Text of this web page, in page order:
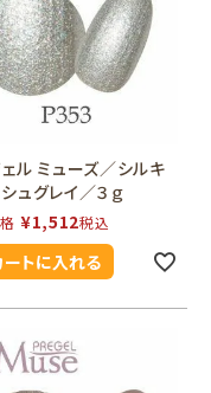
ル ミューズ／シルキ
ュグレイ／３ｇ
¥1,512税込
ートに入れる